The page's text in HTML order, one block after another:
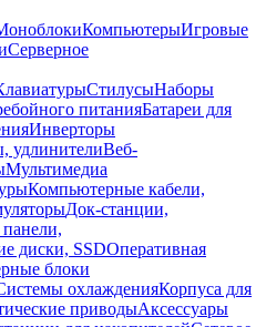
КомпьютерыИгровые
Серверное
СтилусыНаборы
питанияБатареи для
Инверторы
удлинителиВеб-
Мультимедиа
Компьютерные кабели,
Док-станции,
диски, SSDОперативная
блоки
охлажденияКорпуса для
приводыАксессуары